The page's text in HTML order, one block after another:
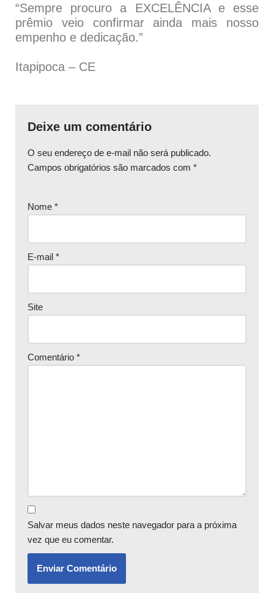
“Sempre procuro a EXCELÊNCIA e esse
prêmio veio confirmar ainda mais nosso
empenho e dedicação.”
Itapipoca – CE
Deixe um comentário
O seu endereço de e-mail não será publicado.
Campos obrigatórios são marcados com *
Nome *
E-mail *
Site
Comentário *
Salvar meus dados neste navegador para a próxima
vez que eu comentar.